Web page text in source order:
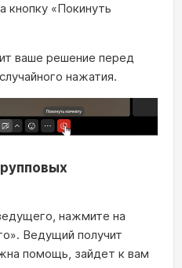
кнопку «Покинуть
ваше решение перед
нажатия.
нажмите на
Ведущий получит
помощь, зайдет к вам